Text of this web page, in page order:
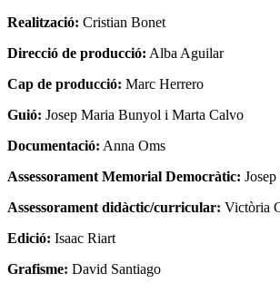
Realització: Cristian Bonet
Direcció de producció: Alba Aguilar
Cap de producció: Marc Herrero
Guió: Josep Maria Bunyol i Marta Calvo
Documentació: Anna Oms
Assessorament Memorial Democràtic:
Assessorament didàctic/curricular: Victòria
Edició: Isaac Riart
Grafisme: David Santiago